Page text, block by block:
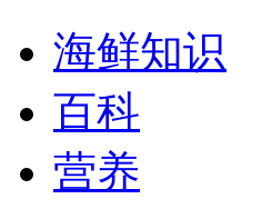
海鲜知识
百科
营养